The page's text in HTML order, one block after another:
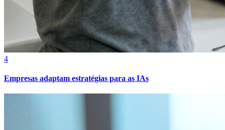
4
Empresas adaptam estratégias para as IAs